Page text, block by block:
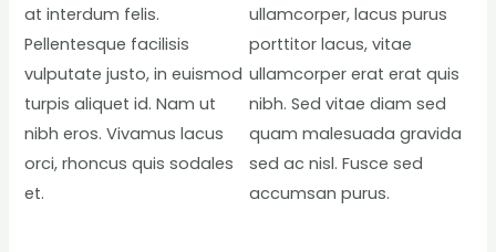
at interdum felis.
Pellentesque facilisis
vulputate justo, in euismod
turpis aliquet id. Nam ut
nibh eros. Vivamus lacus
orci, rhoncus quis sodales
et.
ullamcorper, lacus purus
porttitor lacus, vitae
ullamcorper erat erat quis
nibh. Sed vitae diam sed
quam malesuada gravida
sed ac nisl. Fusce sed
accumsan purus.